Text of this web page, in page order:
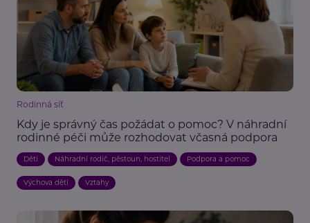
Rodinná síť
Kdy je správný čas požádat o pomoc? V náhradní
rodinné péči může rozhodovat včasná podpora
Děti Náhradní rodič, pěstoun, hostitel Podpora a pomoc
Výchova dětí Vztahy